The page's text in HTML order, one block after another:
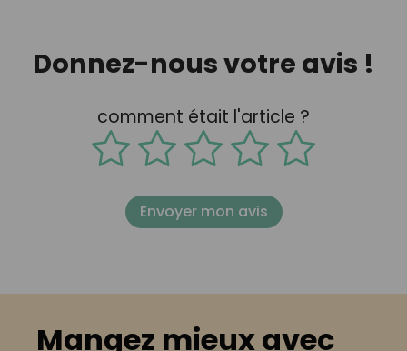
Donnez-nous votre avis !
comment était l'article ?
Envoyer mon avis
Mangez mieux avec